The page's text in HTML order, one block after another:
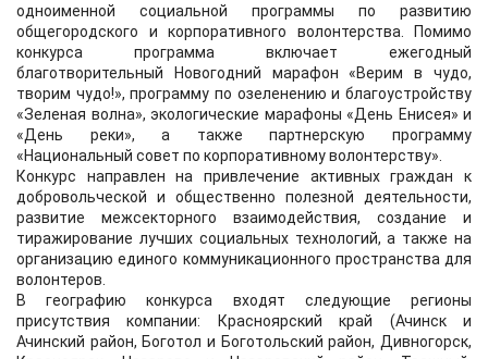
одноименной социальной программы по развитию
общегородского и корпоративного волонтерства. Помимо
конкурса программа включает ежегодный
благотворительный Новогодний марафон «Верим в чудо,
творим чудо!», программу по озеленению и благоустройству
«Зеленая волна», экологические марафоны «День Енисея» и
«День реки», а также партнерскую программу
«Национальный совет по корпоративному волонтерству».
Конкурс направлен на привлечение активных граждан к
добровольческой и общественно полезной деятельности,
развитие межсекторного взаимодействия, создание и
тиражирование лучших социальных технологий, а также на
организацию единого коммуникационного пространства для
волонтеров.
В географию конкурса входят следующие регионы
присутствия компании: Красноярский край (Ачинск и
Ачинский район, Боготол и Боготольский район, Дивногорск,